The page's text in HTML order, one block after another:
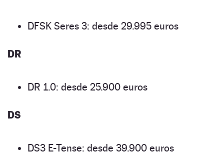
DFSK Seres 3: desde 29.995 euros
DR
DR 1.0: desde 25.900 euros
DS
DS3 E-Tense: desde 39.900 euros